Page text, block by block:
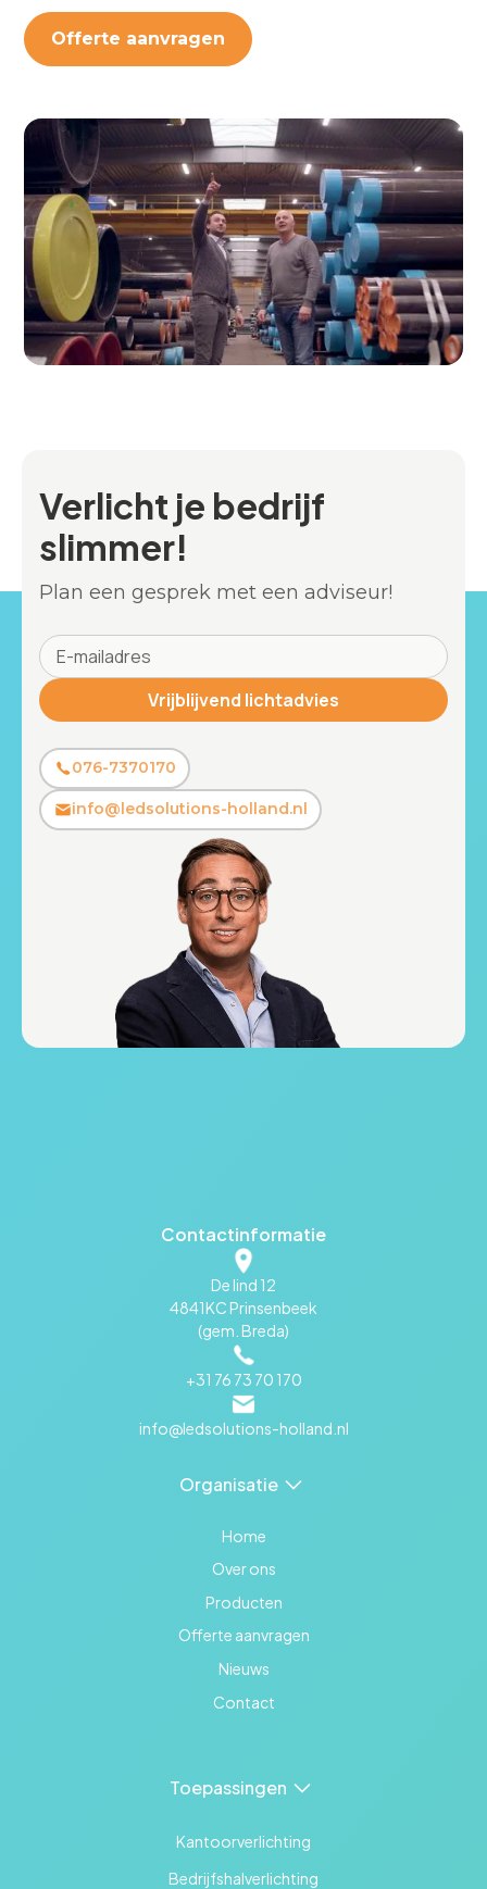
Offerte aanvragen
Verlicht je bedrijf
slimmer!
Plan een gesprek met een adviseur!
076-7370170
info@ledsolutions-holland.nl
Contactinformatie
De lind 12
4841KC Prinsenbeek
(gem. Breda)
+31 76 73 70 170
info@ledsolutions-holland.nl
Organisatie
Home
Over ons
Producten
Offerte aanvragen
Nieuws
Contact
Toepassingen
Kantoorverlichting
Bedrijfshalverlichting